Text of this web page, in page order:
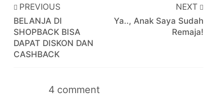
NEXT
Ya.., Anak Saya Sudah
Remaja!
PREVIOUS
BELANJA DI
SHOPBACK BISA
DAPAT DISKON DAN
CASHBACK
4 comment